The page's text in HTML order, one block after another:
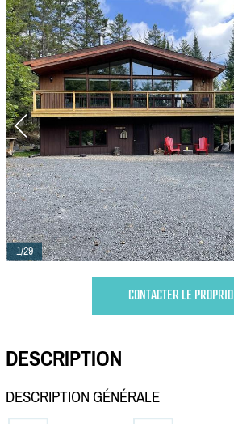
1/29
CONTACTER LE PROPRIO
DESCRIPTION
DESCRIPTION GÉNÉRALE